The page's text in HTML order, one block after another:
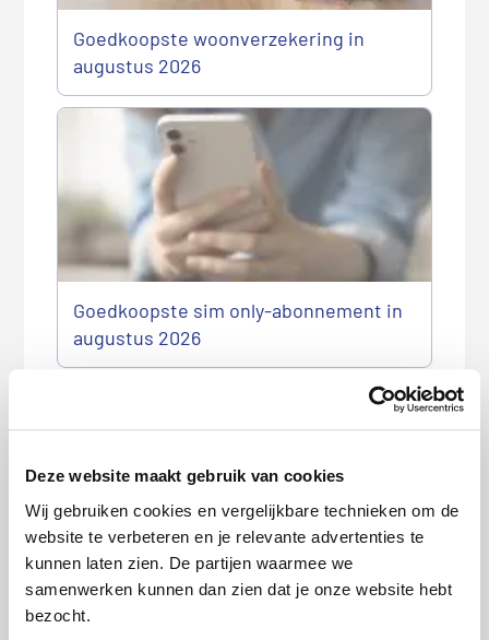
Deze website maakt gebruik van cookies
Wij gebruiken cookies en vergelijkbare technieken om de
website te verbeteren en je relevante advertenties te
kunnen laten zien. De partijen waarmee we
samenwerken kunnen dan zien dat je onze website hebt
bezocht.
Goedkoopste woonverzekering in
augustus 2026
Goedkoopste sim only-abonnement in
augustus 2026
Goedkoopste internet- en tv-
abonnement in augustus 2026